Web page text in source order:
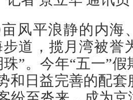
风平浪静的内海
步道，揽月湾被誉
”。今年“五一”
和日益完善的配